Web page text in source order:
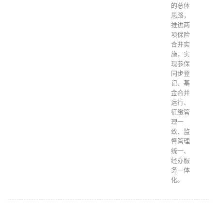
的总体
思路，
推进两
项保险
合并实
施，实
现参保
同步登
记、基
金合并
运行、
征缴管
理一
致、监
督管理
统一、
经办服
务一体
化。